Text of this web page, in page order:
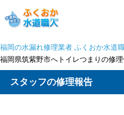
福岡の水漏れ修理業者 ふくおか水道
福岡県筑紫野市へトイレつまりの修
スタッフの修理報告